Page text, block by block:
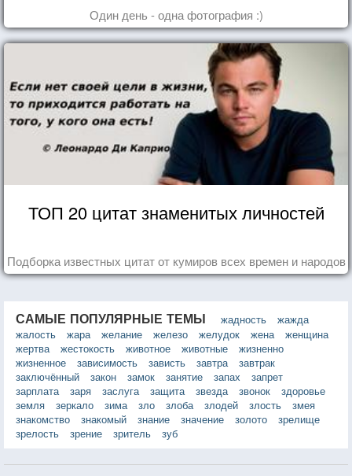
Один день - одна фотография :)
ТОП 20 цитат знаменитых личностей
Подборка известных цитат от кумиров всех времен и народов
САМЫЕ ПОПУЛЯРНЫЕ ТЕМЫ жадность
жажда
жалость
жара желание железо желудок жена
женщина
жертва
жестокость животное животные
жизненно
жизненное
зависимость зависть завтра
завтрак
заключённый
закон замок занятие запах
запрет
зарплата
заря заслуга защита звезда звонок
здоровье
земля
зеркало зима зло злоба злодей злость
змея
знакомство
знакомый знание значение золото
зрелище
зрелость
зрение зритель зуб